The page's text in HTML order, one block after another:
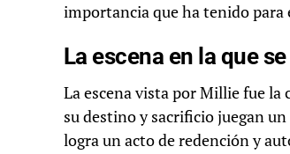
importancia que ha tenido para
La escena en la que
La escena vista por Millie fue
su destino y sacrificio juegan
logra un acto de redención y